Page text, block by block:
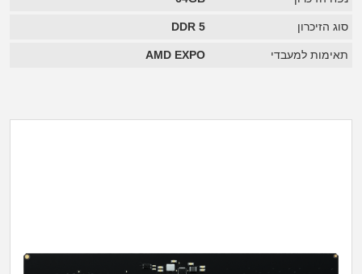
סוג הזיכרון DDR 5
תאימות למעבדי AMD EXPO